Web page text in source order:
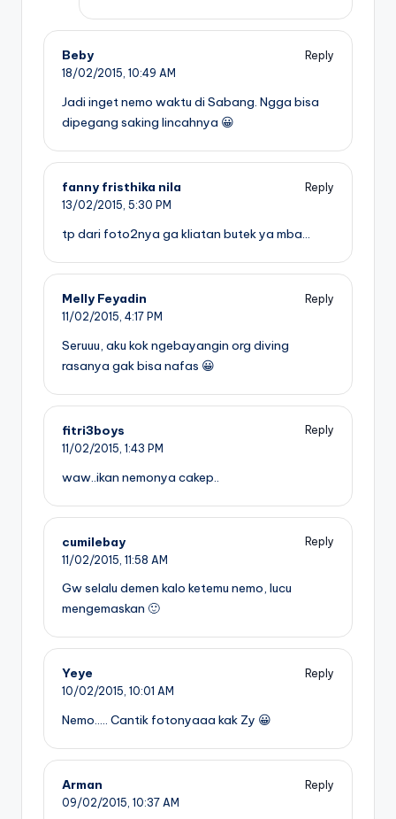
Beby
Reply
18/02/2015, 10:49 AM
Jadi inget nemo waktu di Sabang. Ngga bisa
dipegang saking lincahnya 😀
fanny fristhika nila
Reply
13/02/2015, 5:30 PM
tp dari foto2nya ga kliatan butek ya mba…
Melly Feyadin
Reply
11/02/2015, 4:17 PM
Seruuu, aku kok ngebayangin org diving
rasanya gak bisa nafas 😀
fitri3boys
Reply
11/02/2015, 1:43 PM
waw..ikan nemonya cakep..
cumilebay
Reply
11/02/2015, 11:58 AM
Gw selalu demen kalo ketemu nemo, lucu
mengemaskan 🙂
Yeye
Reply
10/02/2015, 10:01 AM
Nemo….. Cantik fotonyaaa kak Zy 😀
Arman
Reply
09/02/2015, 10:37 AM